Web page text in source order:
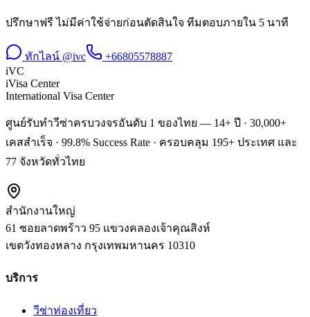
ปรึกษาฟรี ไม่มีค่าใช้จ่ายก่อนตัดสินใจ ทีมตอบภายใน 5 นาที
ทักไลน์ @ivc
+66805578887
iVC
iVisa Center
International Visa Center
ศูนย์รับทำวีซ่าครบวงจรอันดับ 1 ของไทย — 14+ ปี · 30,000+
เคสสำเร็จ · 99.8% Success Rate · ครอบคลุม 195+ ประเทศ และ
77 จังหวัดทั่วไทย
สำนักงานใหญ่
61 ซอยลาดพร้าว 95 แขวงคลองเจ้าคุณสิงห์
เขตวังทองหลาง กรุงเทพมหานคร 10310
บริการ
วีซ่าท่องเที่ยว